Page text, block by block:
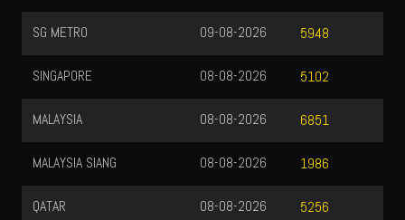
SG METRO 5948
09-08-2026
SINGAPORE 5102
08-08-2026
MALAYSIA 6851
08-08-2026
MALAYSIA SIANG 1986
08-08-2026
QATAR 5256
08-08-2026